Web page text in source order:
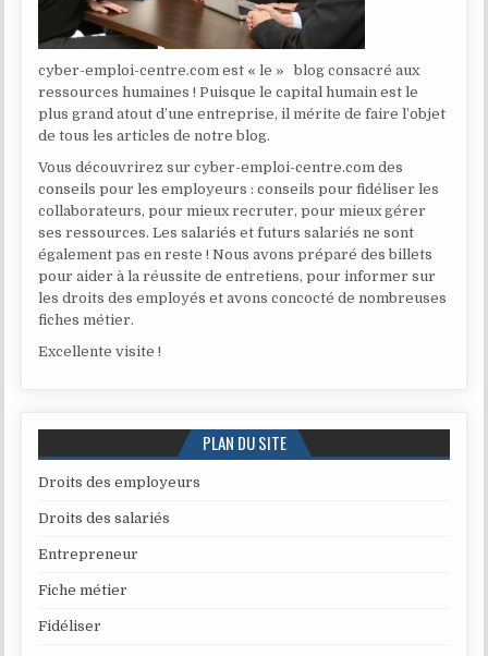
cyber-emploi-centre.com est « le » blog consacré aux
ressources humaines ! Puisque le capital humain est le
plus grand atout d’une entreprise, il mérite de faire l’objet
de tous les articles de notre blog.
Vous découvrirez sur cyber-emploi-centre.com des
conseils pour les employeurs : conseils pour fidéliser les
collaborateurs, pour mieux recruter, pour mieux gérer
ses ressources. Les salariés et futurs salariés ne sont
également pas en reste ! Nous avons préparé des billets
pour aider à la réussite de entretiens, pour informer sur
les droits des employés et avons concocté de nombreuses
fiches métier.
Excellente visite !
PLAN DU SITE
Droits des employeurs
Droits des salariés
Entrepreneur
Fiche métier
Fidéliser